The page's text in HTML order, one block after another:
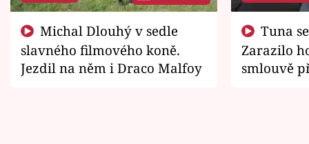
slavného filmového koně.
Jezdil na něm i Draco Malfoy
Zarazilo
smlouvě